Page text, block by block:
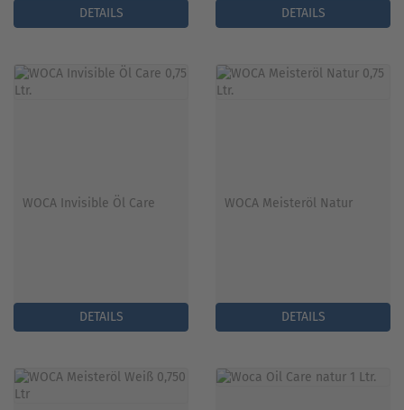
DETAILS DETAILS
WOCA Invisible Öl Care
DETAILS
WOCA Meisteröl Natur
DETAILS